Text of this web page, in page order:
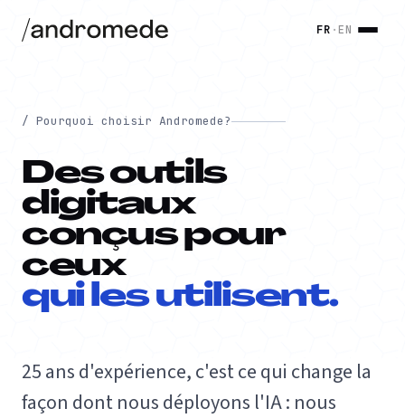
FR ·EN
/ Pourquoi choisir Andromede?
Des outils
digitaux
conçus pour
ceux
qui les utilisent.
25 ans d'expérience, c'est ce qui change la
façon dont nous déployons l'IA : nous